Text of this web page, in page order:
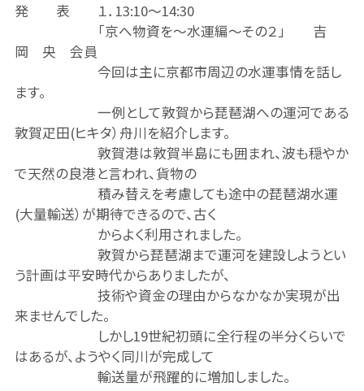
発 表 １．13:10～14:30
「京へ物資を～水運編～その２」 吉
岡 央 会員
今回は主に京都市周辺の水運事情を話し
ます。
一例として敦賀から琵琶湖への運河である
敦賀疋田(ヒキタ）舟川を紹介します。
敦賀港は敦賀半島にも囲まれ、波も穏やか
で天然の良港と言われ、貨物の
積み替えを考慮しても途中の琵琶湖水運
(大量輸送）が期待できるので、古く
からよく利用されました。
敦賀から琵琶湖まで運河を建設しようとい
う計画は平安時代からありましたが、
技術や資金の理由からなかなか実現が出
来ませんでした。
しかし19世紀初頭に全行程の半分くらいで
はあるが、ようやく同川が完成して
輸送量が飛躍的に増加しました。